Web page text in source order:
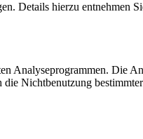
Details hierzu entnehmen
Analyseprogrammen. Die
Nichtbenutzung